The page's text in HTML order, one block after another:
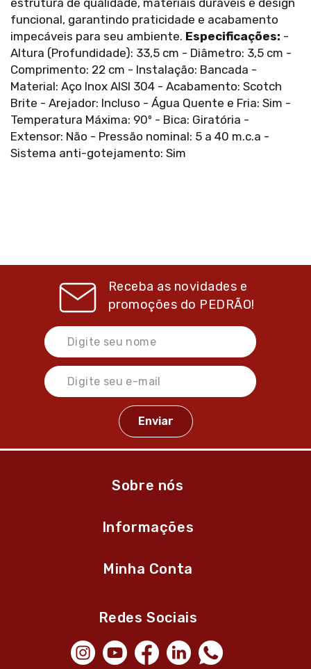
estrutura de qualidade, materiais duráveis e design
funcional, garantindo praticidade e acabamento
impecáveis para seu ambiente. Especificações: -
Altura (Profundidade): 33,5 cm - Diâmetro: 3,5 cm -
Comprimento: 22 cm - Instalação: Bancada -
Material: Aço Inox AISI 304 - Acabamento: Scotch
Brite - Arejador: Incluso - Água Quente e Fria: Sim -
Temperatura Máxima: 90º - Bica: Giratória -
Extensor: Não - Pressão nominal: 5 a 40 m.c.a -
Sistema anti-gotejamento: Sim
Receba as novidades e
promoções do PEDRÃO!
Sobre nós
Informações
Minha Conta
Redes Sociais